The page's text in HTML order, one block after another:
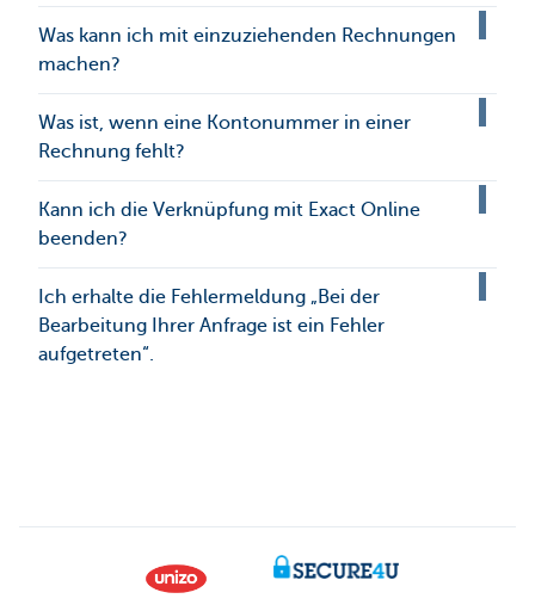
Was kann ich mit einzuziehenden Rechnungen
machen?
Was ist, wenn eine Kontonummer in einer
Rechnung fehlt?
Kann ich die Verknüpfung mit Exact Online
beenden?
Ich erhalte die Fehlermeldung „Bei der
Bearbeitung Ihrer Anfrage ist ein Fehler
aufgetreten“.